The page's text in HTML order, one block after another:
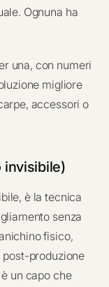
Ognuna ha
una, con numeri
migliore
accessori o
invisibile)
è la tecnica
senza
fisico,
post-produzione
un capo che